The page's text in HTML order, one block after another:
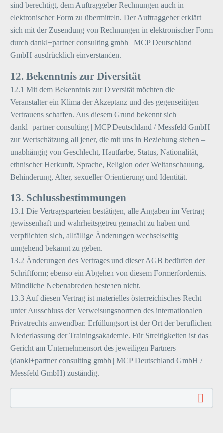
sind berechtigt, dem Auftraggeber Rechnungen auch in
elektronischer Form zu übermitteln. Der Auftraggeber erklärt
sich mit der Zusendung von Rechnungen in elektronischer Form
durch dankl+partner consulting gmbh | MCP Deutschland
GmbH ausdrücklich einverstanden.
12. Bekenntnis zur Diversität
12.1 Mit dem Bekenntnis zur Diversität möchten die
Veranstalter ein Klima der Akzeptanz und des gegenseitigen
Vertrauens schaffen. Aus diesem Grund bekennt sich
dankl+partner consulting | MCP Deutschland / Messfeld GmbH
zur Wertschätzung all jener, die mit uns in Beziehung stehen –
unabhängig von Geschlecht, Hautfarbe, Status, Nationalität,
ethnischer Herkunft, Sprache, Religion oder Weltanschauung,
Behinderung, Alter, sexueller Orientierung und Identität.
13. Schlussbestimmungen
13.1 Die Vertragsparteien bestätigen, alle Angaben im Vertrag
gewissenhaft und wahrheitsgetreu gemacht zu haben und
verpflichten sich, allfällige Änderungen wechselseitig
umgehend bekannt zu geben.
13.2 Änderungen des Vertrages und dieser AGB bedürfen der
Schriftform; ebenso ein Abgehen von diesem Formerfordernis.
Mündliche Nebenabreden bestehen nicht.
13.3 Auf diesen Vertrag ist materielles österreichisches Recht
unter Ausschluss der Verweisungsnormen des internationalen
Privatrechts anwendbar. Erfüllungsort ist der Ort der beruflichen
Niederlassung der Trainingsakademie. Für Streitigkeiten ist das
Gericht am Unternehmensort des jeweiligen Partners
(dankl+partner consulting gmbh | MCP Deutschland GmbH /
Messfeld GmbH) zuständig.